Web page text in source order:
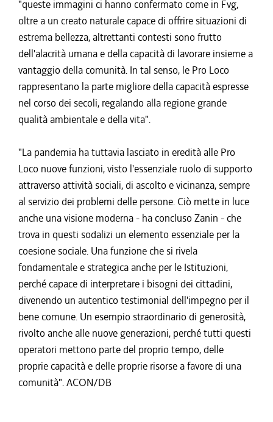
"queste immagini ci hanno confermato come in Fvg,
oltre a un creato naturale capace di offrire situazioni di
estrema bellezza, altrettanti contesti sono frutto
dell'alacrità umana e della capacità di lavorare insieme a
vantaggio della comunità. In tal senso, le Pro Loco
rappresentano la parte migliore della capacità espresse
nel corso dei secoli, regalando alla regione grande
qualità ambientale e della vita".
"La pandemia ha tuttavia lasciato in eredità alle Pro
Loco nuove funzioni, visto l'essenziale ruolo di supporto
attraverso attività sociali, di ascolto e vicinanza, sempre
al servizio dei problemi delle persone. Ciò mette in luce
anche una visione moderna - ha concluso Zanin - che
trova in questi sodalizi un elemento essenziale per la
coesione sociale. Una funzione che si rivela
fondamentale e strategica anche per le Istituzioni,
perché capace di interpretare i bisogni dei cittadini,
divenendo un autentico testimonial dell'impegno per il
bene comune. Un esempio straordinario di generosità,
rivolto anche alle nuove generazioni, perché tutti questi
operatori mettono parte del proprio tempo, delle
proprie capacità e delle proprie risorse a favore di una
comunità". ACON/DB